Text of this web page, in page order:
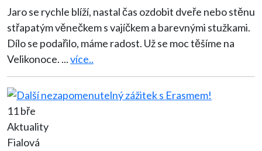
Jaro se rychle blíží, nastal čas ozdobit dveře nebo stěnu
střapatým věnečkem s vajíčkem a barevnými stužkami.
Dílo se podařilo, máme radost. Už se moc těšíme na
Velikonoce. ...více..
11 bře
Aktuality
Fialová